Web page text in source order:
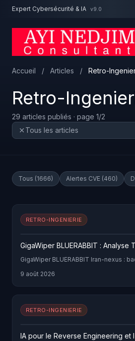
Aller au contenu principal
Expert Cybersécurité & IA v9.0
Accueil / Articles / Retro-
Retro-
29 articles publiés · page 1/2
Tous les articles
Tous (1666) Alertes CVE (460)
RETRO-INGENIERIE
GigaWiper BLUERABBIT :
GigaWiper BLUERABBIT Iran-nexus :
9 août 2026
RETRO-INGENIERIE
IA pour le Reverse Engineering et
Un projet cybersécurité ?